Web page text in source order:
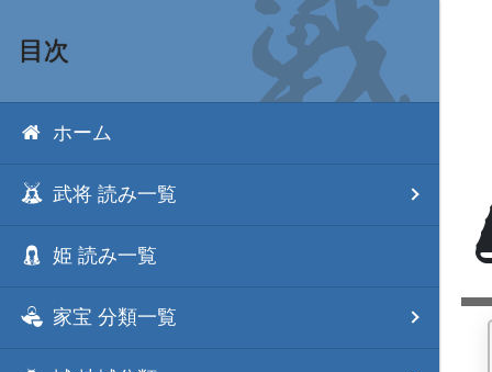
目次
ホーム
武将 読み一覧
姫 読み一覧
家宝 分類一覧